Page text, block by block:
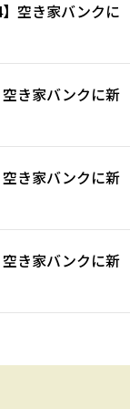
空き家バンクに
き家バンクに新
き家バンクに新
き家バンクに新